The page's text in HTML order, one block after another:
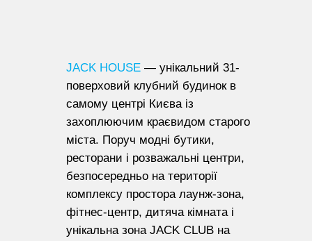
відмінно.
JACK HOUSE — унікальний 31-
поверховий клубний будинок в
самому центрі Києва із
захоплюючим краєвидом старого
міста. Поруч модні бутики,
ресторани і розважальні центри,
безпосередньо на території
комплексу простора лаунж-зона,
фітнес-центр, дитяча кімната і
унікальна зона JACK CLUB на